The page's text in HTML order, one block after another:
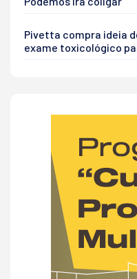
Pivetta compra ideia
exame toxicológico